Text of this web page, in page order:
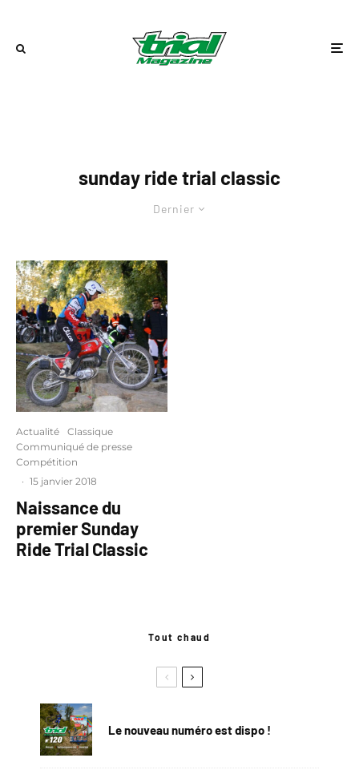
sunday ride trial classic
Dernier
Actualité
Classique
Communiqué de presse
Compétition
· 15 janvier 2018
Naissance du
premier Sunday
Ride Trial Classic
Tout chaud
Le nouveau numéro est dispo !